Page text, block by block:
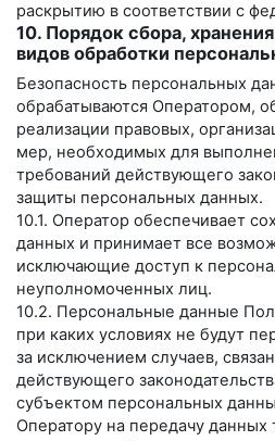
раскрытию в соответствии с
10. Порядок сбора,
видов обработки
Безопасность персональных
обрабатываются Оператором,
реализации правовых,
мер, необходимых для
требований действующего
защиты персональных данных.
10.1. Оператор обеспечивает
данных и принимает все
исключающие доступ к
неуполномоченных лиц.
10.2. Персональные данные
при каких условиях не будут
за исключением случаев,
действующего
субъектом персональных
Оператору на передачу данных